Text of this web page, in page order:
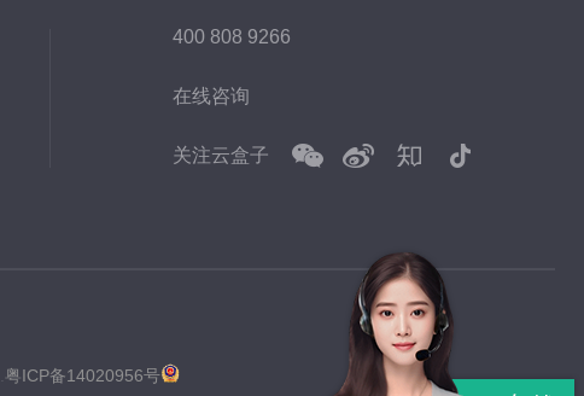
400 808 9266
在线咨询
关注云盒子
粤ICP备14020956号